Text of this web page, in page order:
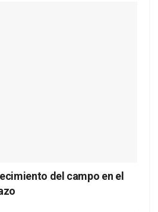
del campo en el